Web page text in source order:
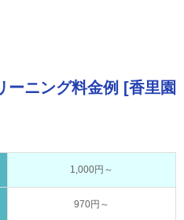
ーニング料金例 [香里園
1,000円～
970円～